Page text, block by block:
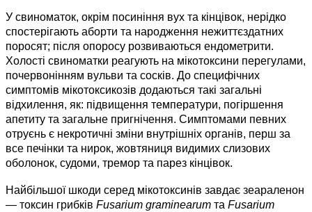
У свиноматок, окрім посиніння вух та кінцівок, нерідко
спостерігають аборти та народження нежиттєздатних
поросят; після опоросу розвиваються ендометрити.
Холості свиноматки реагують на мікотоксини перегулами,
почервонінням вульви та сосків. До специфічних
симптомів мікотоксикозів додаю­ться такі загальні
відхилення, як: підвищення температури, погіршення
апетиту та загальне пригнічення. Симптомами певних
отруєнь є некротичні зміни внутрішніх органів, перш за
все печінки та нирок, жовтяниця видимих слизових
оболонок, судоми, тремор та парез кінцівок.
Найбільшої шкоди серед мікотоксинів завдає зеараленон
— токсин грибків Fusarium graminearum та Fusarium